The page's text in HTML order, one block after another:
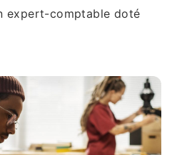
expert-comptable doté